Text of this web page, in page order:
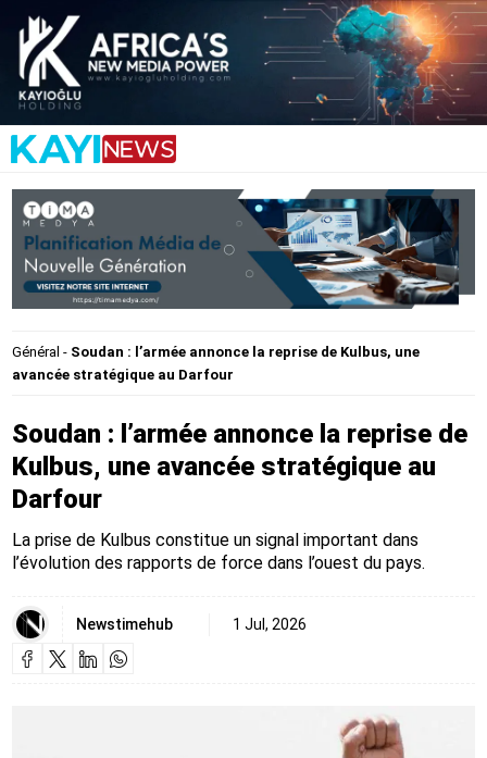
Général - Soudan : l’armée annonce la reprise de Kulbus, une
avancée stratégique au Darfour
Soudan : l’armée annonce la reprise de
Kulbus, une avancée stratégique au
Darfour
La prise de Kulbus constitue un signal important dans
l’évolution des rapports de force dans l’ouest du pays.
Newstimehub 1 Jul, 2026